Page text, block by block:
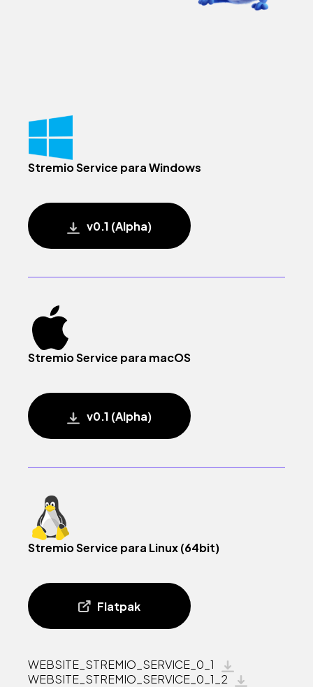
Stremio Service para Windows
v0.1 (Alpha)
Stremio Service para macOS
v0.1 (Alpha)
Stremio Service para Linux (64bit)
Flatpak
WEBSITE_STREMIO_SERVICE_0_1
WEBSITE_STREMIO_SERVICE_0_1_2